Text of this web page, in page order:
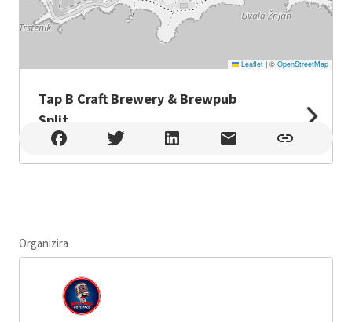
Leaflet |© OpenStreetMap
Tap B Craft Brewery & Brewpub
Split
Tap B Craft Brewery & Brewpub Split , Split
Organizira